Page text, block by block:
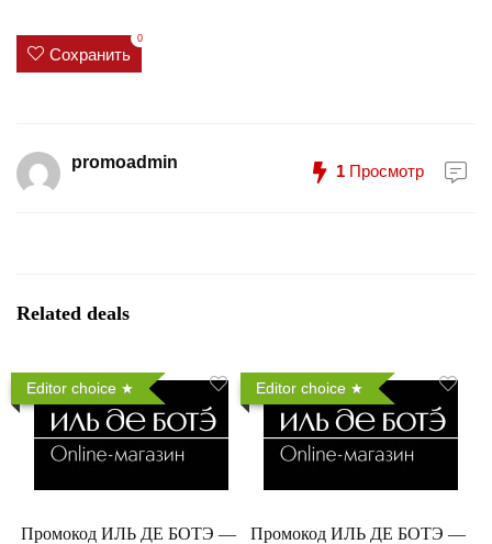
Сохранить
0
promoadmin 1 Просмотр
Related deals
Editor choice
Промокод ИЛЬ ДЕ БОТЭ —
Editor choice
Промокод ИЛЬ ДЕ БОТЭ —